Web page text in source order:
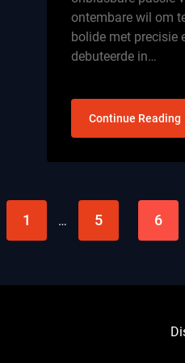
ontembare wil om
bolide met precisie
debuteerde in…
Continue Reading
1 … 5 6